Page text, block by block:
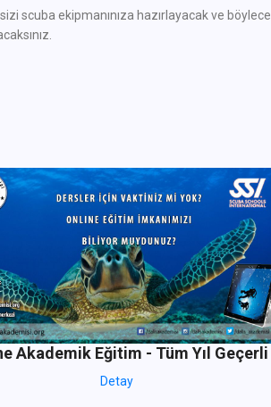
scuba ekipmanınıza hazırlayacak ve böylece
Akademik Eğitim - Tüm Yıl Geçerli
Detay